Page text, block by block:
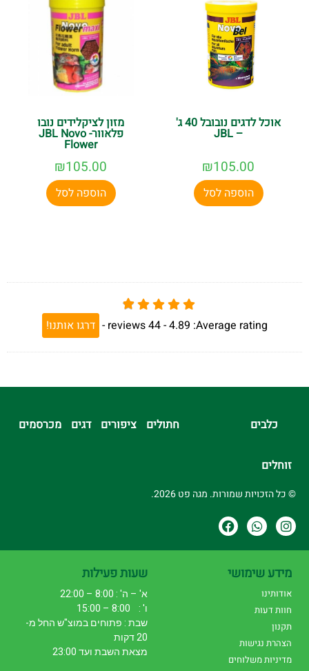
אוכל לדגים נובובל 40 ג'
– JBL
₪105.00
הוספה לסל
מזון לציקלידים נובו
פלאוור- JBL Novo
Flower
₪105.00
הוספה לסל
Average rating:
4.89 -
44
reviews
- דרגו אותנו!
כלבים חתולים ציפורים דגים מכרסמים
זוחלים
© כל הזכויות שמורות. מגה פט 2026.
מידע שימושי
אודותינו
חוות דעות
תקנון
הצהרת נגישות
מדיניות משלוחים
שעות פעילות
א' – ה' : 8:00 – 22:00
ו' : 8:00 – 15:00
שבת : פתוחים במוצ"ש החל מ-
20 דקות
מצאת השבת ועד 23:00